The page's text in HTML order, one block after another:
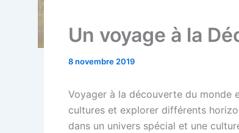
Un voyage à la
8 novembre 2019
Voyager à la découverte du monde
cultures et explorer différents
dans un univers spécial et une